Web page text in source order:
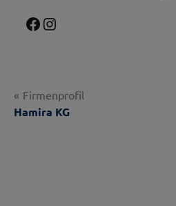
Facebook
Instagram
Beitragsnavigation
Firmenprofil
Hamira KG